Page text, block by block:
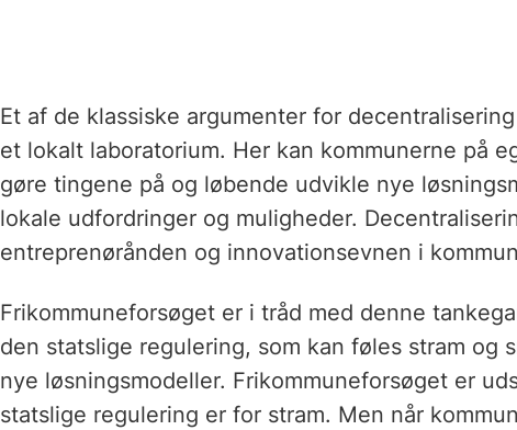
Et af de klassiske argumenter for
et lokalt laboratorium. Her kan kommunerne på
gøre tingene på og løbende udvikle nye
lokale udfordringer og muligheder.
entreprenørånden og innovationsevnen i
Frikommuneforsøget er i tråd med denne
den statslige regulering, som kan føles stram
nye løsningsmodeller. Frikommuneforsøget er
statslige regulering er for stram. Men når